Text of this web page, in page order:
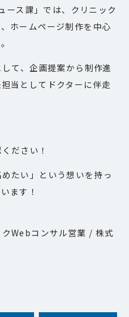
ス課」では、クリニック
ホームページ制作を中心
て、企画提案から制作進
当としてドクターに伴走
ださい！
たい」という想いを持っ
ます！
クWebコンサル営業 / 株式